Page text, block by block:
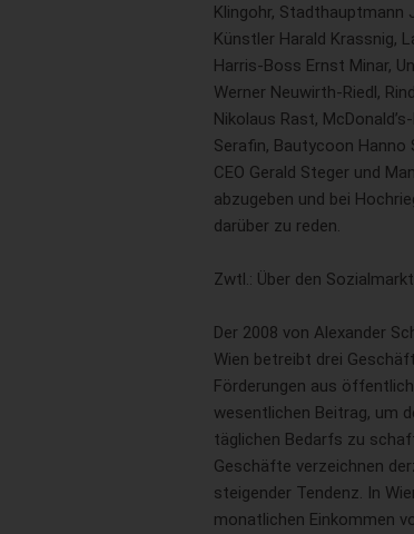
Klingohr, Stadthauptmann
Künstler Harald Krassnig,
Harris-Boss Ernst Minar,
Werner Neuwirth-Riedl,
Nikolaus Rast,
Serafin, Bautycoon
CEO Gerald Steger und
abzugeben und bei
darüber zu reden.
Zwtl.: Über den
Der 2008 von Alexander
Wien betreibt drei
Förderungen aus
wesentlichen Beitrag, um
täglichen Bedarfs zu
Geschäfte verzeichnen
steigender Tendenz. In
monatlichen Einkommen